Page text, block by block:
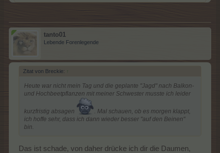
tanto01
Lebende Forenlegende
Zitat von Breckie: ↑
Heute war nicht mein Tag und die geplante "Jagd" nach Balkon-
und Hochbeetpflanzen mit meiner Schwester musste ich leider
kurzfristig absagen
. Mal schauen, ob es morgen klappt,
ich hoffe sehr, dass ich dann wieder besser "auf den Beinen"
bin.
Das ist schade, von daher drücke ich dir die Daumen,